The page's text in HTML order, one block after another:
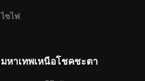
ไซไฟ
มหาเทพเหนือโชคชะตา